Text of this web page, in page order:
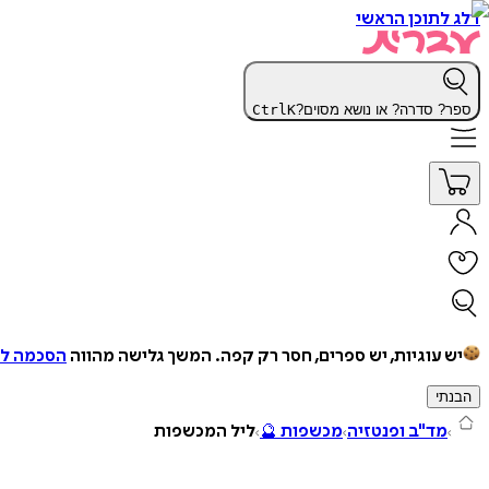
דלג לתוכן הראשי
ספר? סדרה? או נושא מסוים? CtrlK
יש עוגיות, יש ספרים, חסר רק קפה. המשך גלישה מהווה הסכמה
הבנתי
מד"ב ופנטזיה מכשפות 🔮 ליל המכשפות